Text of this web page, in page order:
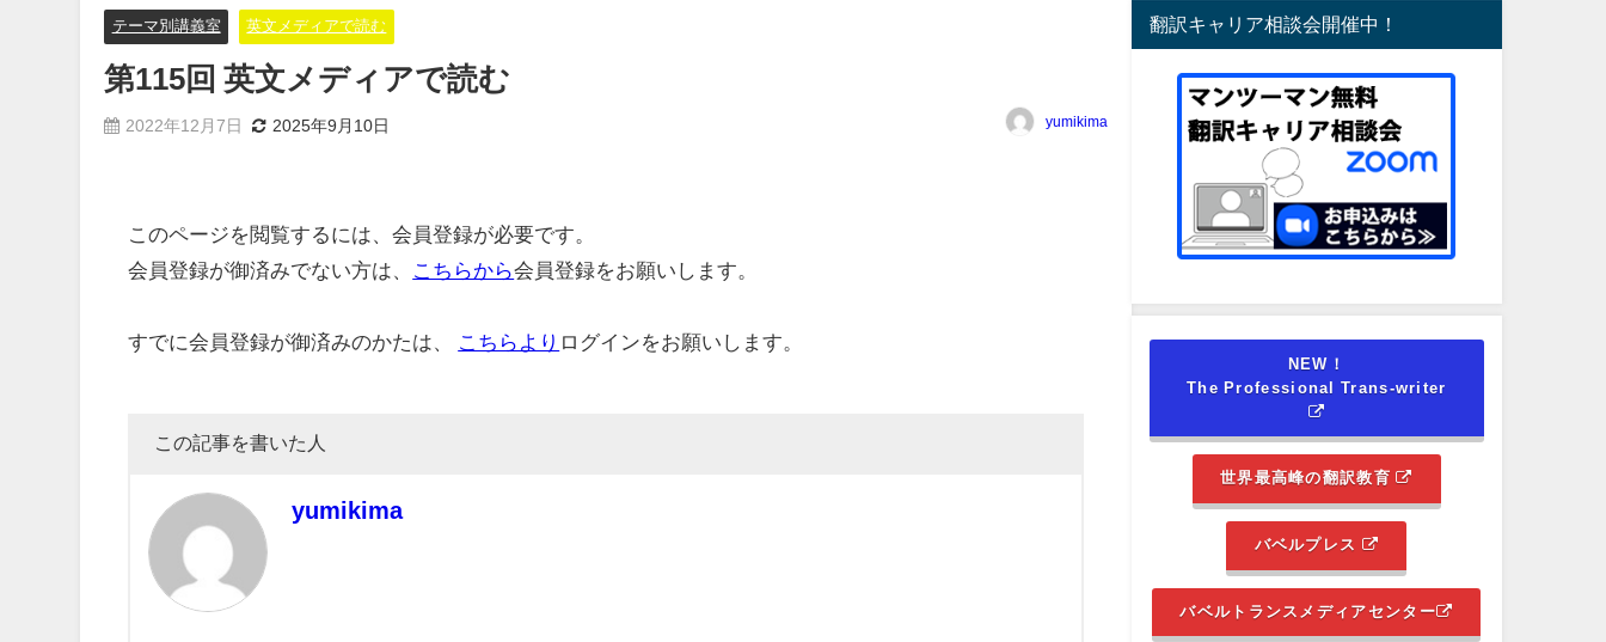
テーマ別講義室 英文メディアで読む
第115回 英文メディアで読む
2022年12月7日 2025年9月10日 yumikima
このページを閲覧するには、会員登録が必要です。
会員登録が御済みでない方は、
こちらから会員登録をお願いします。
すでに会員登録が御済みのかたは、 こちらより ログインをお願いします。
この記事を書いた人
yumikima
翻訳キャリア相談会開催中！
NEW！
The Professional Trans-writer
世界最高峰の翻訳教育
バベルプレス
バベルトランスメディアセンター